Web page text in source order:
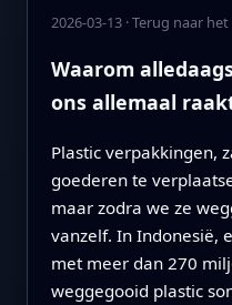
2026-03-13·Terug naar
Waarom
ons allemaal
Plastic verpakkingen,
goederen te
maar zodra we ze
vanzelf. In Indonesië,
met meer dan 270
weggegooid plastic